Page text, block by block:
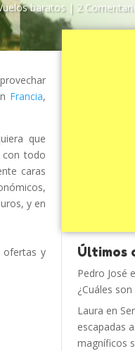
baratos| 2
Francia,
que
con todo
caras
y en
ofertas y
Últimos
Pedro José
¿Cuáles
Laura en
escapadas
magníficos